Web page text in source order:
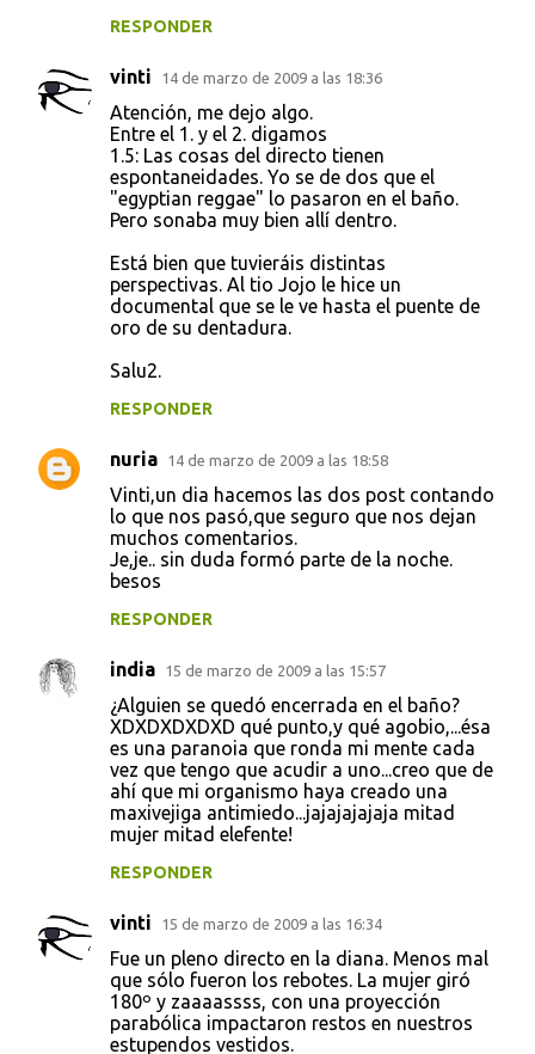
RESPONDER
vinti 14 de marzo de 2009 a las 18:36
Atención, me dejo algo.
Entre el 1. y el 2. digamos
1.5: Las cosas del directo tienen
espontaneidades. Yo se de dos que el
"egyptian reggae" lo pasaron en el baño.
Pero sonaba muy bien allí dentro.
Está bien que tuvieráis distintas
perspectivas. Al tio Jojo le hice un
documental que se le ve hasta el puente de
oro de su dentadura.
Salu2.
RESPONDER
nuria 14 de marzo de 2009 a las 18:58
Vinti,un dia hacemos las dos post contando
lo que nos pasó,que seguro que nos dejan
muchos comentarios.
Je,je.. sin duda formó parte de la noche.
besos
RESPONDER
india 15 de marzo de 2009 a las 15:57
¿Alguien se quedó encerrada en el baño?
XDXDXDXDXD qué punto,y qué agobio,...ésa
es una paranoia que ronda mi mente cada
vez que tengo que acudir a uno...creo que de
ahí que mi organismo haya creado una
maxivejiga antimiedo...jajajajajaja mitad
mujer mitad elefente!
RESPONDER
vinti 15 de marzo de 2009 a las 16:34
Fue un pleno directo en la diana. Menos mal
que sólo fueron los rebotes. La mujer giró
180º y zaaaassss, con una proyección
parabólica impactaron restos en nuestros
estupendos vestidos.